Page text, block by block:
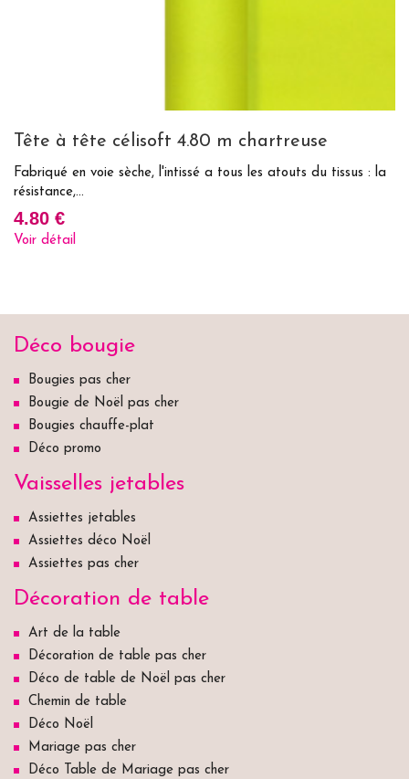
Tête à tête célisoft 4.80 m chartreuse
Fabriqué en voie sèche, l'intissé a tous les atouts du tissus : la
résistance,...
4.80 €
Voir détail
Déco bougie
Bougies pas cher
Bougie de Noël pas cher
Bougies chauffe-plat
Déco promo
Vaisselles jetables
Assiettes jetables
Assiettes déco Noël
Assiettes pas cher
Décoration de table
Art de la table
Décoration de table pas cher
Déco de table de Noël pas cher
Chemin de table
Déco Noël
Mariage pas cher
Déco Table de Mariage pas cher